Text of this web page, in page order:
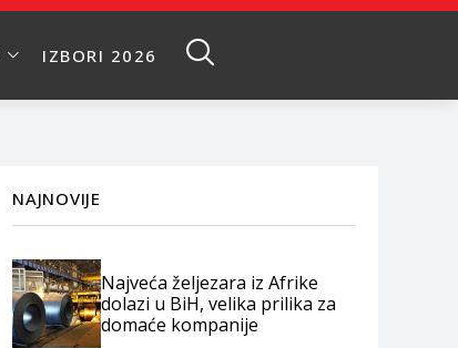
IZBORI 2026
NAJNOVIJE
Najveća željezara iz Afrike
dolazi u BiH, velika prilika za
domaće kompanije